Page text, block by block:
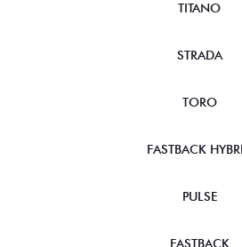
TITANO
STRADA
TORO
FASTBACK
PULSE
FASTBACK